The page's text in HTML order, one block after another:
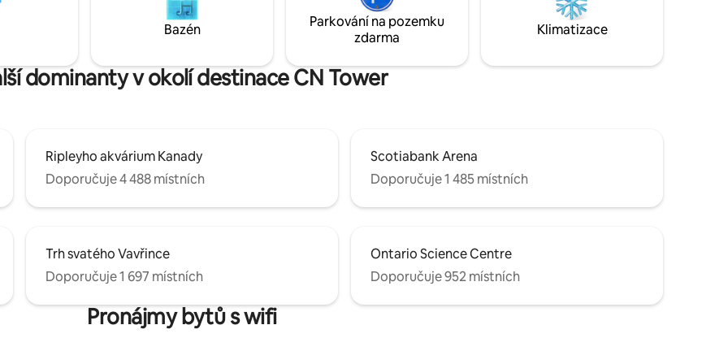
✓ minut od Union Station,
Arena, CN Tower a Rogers
to nejlepší, co život ve
Toronta nedaleko CN Tower,
Harbourfront, Rogers Centre, restaurací,
kaváren a dopravy. Dokonalý domovský
Vysokorychlostní wifi ✔ Pračka/Sušička
Více viz níže!
Bazén
Parkování na pozemku
zdarma
Klimatizace
dominanty v okolí destinace CN Tower
Ripleyho akvárium Kanady
Doporučuje 4 488 místních
Scotiabank Arena
Doporučuje 1 485 místních
Trh svatého Vavřince
Doporučuje 1 697 místních
Ontario Science Centre
Doporučuje 952 místních
Pronájmy bytů s wifi